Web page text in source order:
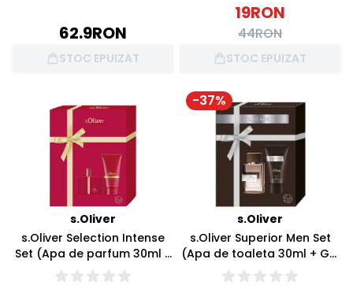
62.9RON
STOC EPUIZAT
19RON
44RON
STOC EPUIZAT
s.Oliver
s.Oliver Selection Intense
Set (Apa de parfum 30ml +
Gel de dus 75ml)
-37%
s.Oliver
s.Oliver Superior Men Set
(Apa de toaleta 30ml + Gel
de dus 75ml)